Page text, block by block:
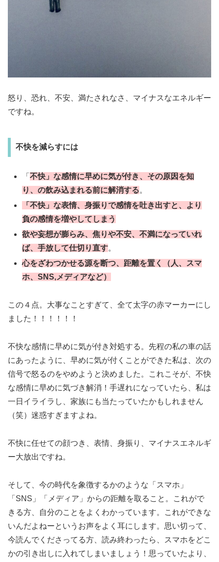
怒り、恐れ、不安、満たされなさ、マイナスなエネルギー
ですね。
不快を減らすには
「不快」な感情に早めに気が付き、その原因を知
り、の飲み込まれる前に解消する。
「不快」な表情、身振りで感情を吐き出すと、より
負の感情を増やしてしまう
欲や妄想が膨らみ、焦りや不安、不満になっていれ
ば、手放して仕切り直す。
心をざわつかせる源を断つ、距離を置く（人、スマ
ホ、SNS,メディアなど）
この４点。大事なことすぎて、全て太字の赤マーカーにし
ました！！！！！！
不快な感情に早めに気が付き対処する。先程の私の車の話
にあったように、早めに気が付くことができた私は、次の
信号で怒るのをやめようと決めました。これこそが、不快
な感情に早めに気づき解消！手遅れになっていたら、私は
一日イライラし、家族にも当たっていたかもしれません
（笑）迷惑すぎますよね。
不快に任せての顔つき、表情、身振り、マイナスエネルギ
ー大放出ですね。
そして、今の時代を象徴するかのような「スマホ」
「SNS」「メディア」からの距離を取ること。これがで
きる方、自分のことをよくわかっています。これができな
いんだよねーというお声をよく耳にします。思い切って、
今読んでくださってる方、読み終わったら、スマホをどこ
かの引き出しに入れてしまいましょう！思っていたより、